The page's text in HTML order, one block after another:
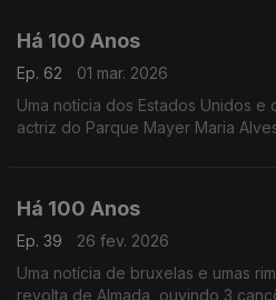
Há 100 Anos
Ep. 62
01 mar. 2026
Uma notícia dos Estados Unidos e
actriz do Parque Mayer Maria
Há 100 Anos
Ep. 39
26 fev. 2026
Uma notícia de bruxelas e umas
revolta de Almada, ouvindo 3